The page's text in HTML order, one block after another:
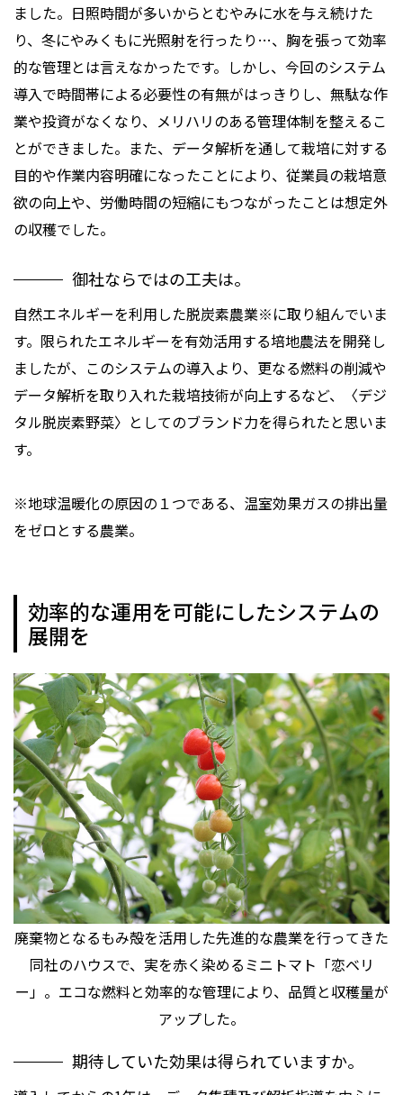
ました。日照時間が多いからとむやみに水を与え続けた
り、冬にやみくもに光照射を行ったり…、胸を張って効率
的な管理とは言えなかったです。しかし、今回のシステム
導入で時間帯による必要性の有無がはっきりし、無駄な作
業や投資がなくなり、メリハリのある管理体制を整えるこ
とができました。また、データ解析を通して栽培に対する
目的や作業内容明確になったことにより、従業員の栽培意
欲の向上や、労働時間の短縮にもつながったことは想定外
の収穫でした。
御社ならではの工夫は。
自然エネルギーを利用した脱炭素農業※に取り組んでいま
す。限られたエネルギーを有効活用する培地農法を開発し
ましたが、このシステムの導入より、更なる燃料の削減や
データ解析を取り入れた栽培技術が向上するなど、〈デジ
タル脱炭素野菜〉としてのブランド力を得られたと思いま
す。
※地球温暖化の原因の１つである、温室効果ガスの排出量
をゼロとする農業。
効率的な運用を可能にしたシステムの
展開を
廃棄物となるもみ殻を活用した先進的な農業を行ってきた
同社のハウスで、実を赤く染めるミニトマト「恋ベリ
ー」。エコな燃料と効率的な管理により、品質と収穫量が
アップした。
期待していた効果は得られていますか。